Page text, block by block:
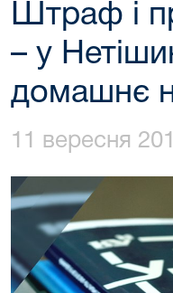
Штраф і
– у
домашнє
11 вересня